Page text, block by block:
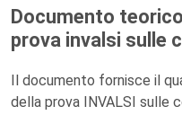
Documento
prova invalsi sulle
Il documento fornisce il
della prova INVALSI sulle